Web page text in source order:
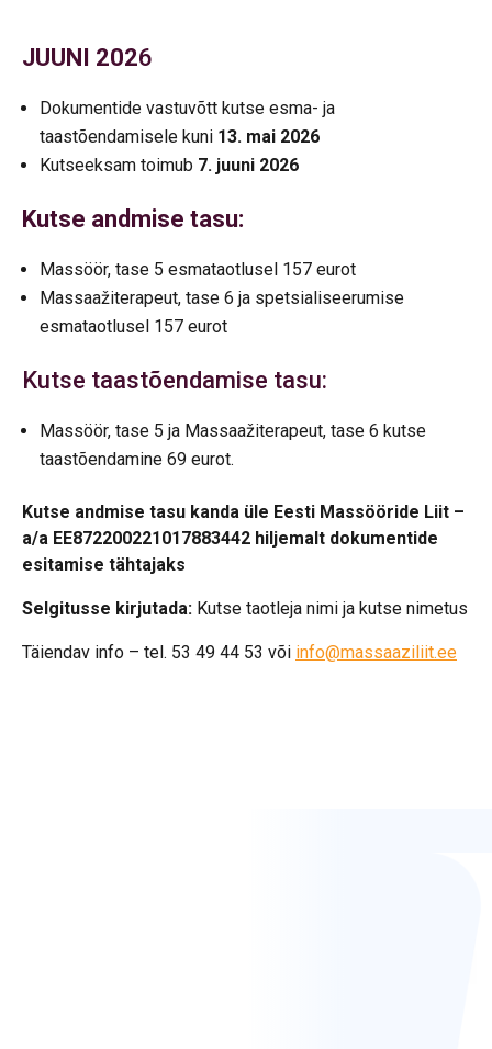
JUUNI 2026
Dokumentide vastuvõtt kutse esma- ja
taastõendamisele kuni 13. mai 2026
Kutseeksam toimub 7. juuni 2026
Kutse andmise tasu:
Massöör, tase 5 esmataotlusel 157 eurot
Massaažiterapeut, tase 6 ja spetsialiseerumise
esmataotlusel 157 eurot
Kutse taastõendamise tasu:
Massöör, tase 5 ja Massaažiterapeut, tase 6 kutse
taastõendamine 69 eurot.
Kutse andmise tasu kanda üle Eesti Massööride Liit –
a/a EE872200221017883442 hiljemalt dokumentide
esitamise tähtajaks
Selgitusse kirjutada: Kutse taotleja nimi ja kutse nimetus
Täiendav info – tel. 53 49 44 53 või info@massaaziliit.ee